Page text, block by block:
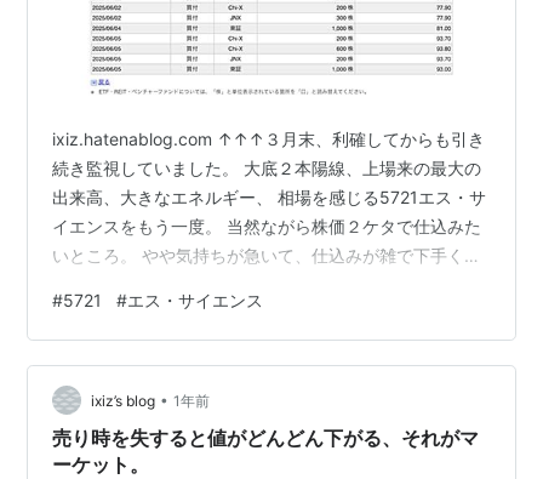
ixiz.hatenablog.com ↑↑↑３月末、利確してからも引き
続き監視していました。 大底２本陽線、上場来の最大の
出来高、大きなエネルギー、 相場を感じる5721エス・サ
イエンスをもう一度。 当然ながら株価２ケタで仕込みた
いところ。 やや気持ちが急いて、仕込みが雑で下手く
省。明らかに「Fear Of Missing Out」（FOMO）でし
た。 肝心なところ、６０～７０円台とれていなかったの
で、しばらく含み損状態でしたが、いよいよか🚀 寝坊し
て、急いで9：20頃にログイン。 「あれ、含み益じゃ
ん！」「どうした？何かあった？？」 「強い…
#5721 #エス・サイエンス
ixiz’s blog • 1年前
売り時を失すると値がどんどん下がる、それがマ
ーケット。